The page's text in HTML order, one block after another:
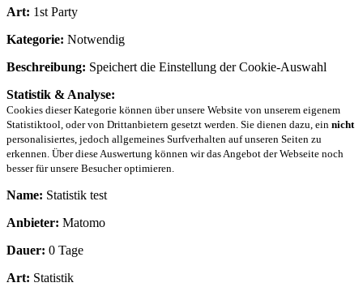
Art: 1st Party
Kategorie: Notwendig
Beschreibung: Speichert die Einstellung der Cookie-Auswahl
Statistik & Analyse:
Cookies dieser Kategorie können über unsere Website von unserem eigenem
Statistiktool, oder von Drittanbietern gesetzt werden. Sie dienen dazu, ein nicht
personalisiertes, jedoch allgemeines Surfverhalten auf unseren Seiten zu
erkennen. Über diese Auswertung können wir das Angebot der Webseite noch
besser für unsere Besucher optimieren.
Name: Statistik test
Anbieter: Matomo
Dauer: 0 Tage
Art: Statistik